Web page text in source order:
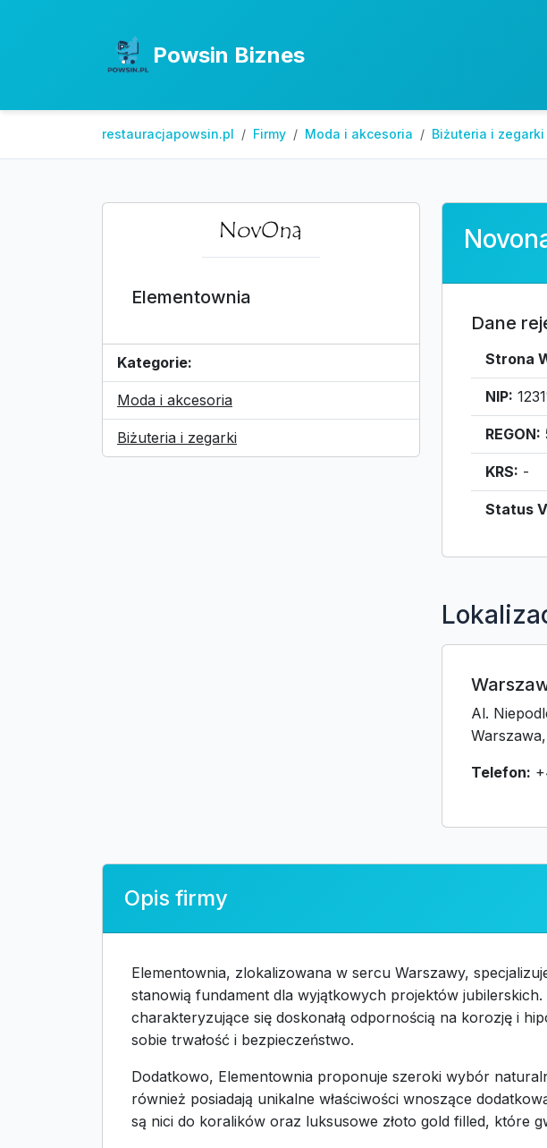
Powsin Biznes
restauracjapowsin.pl Firmy Moda i akcesoria Biżuteria i zegarki
Elementownia
Kategorie:
Moda i akcesoria
Biżuteria i zegarki
Dane
Strona
NIP:
REGON:
KRS: -
Status
Al.
Telefon:
Opis firmy
Elementownia, zlokalizowana w sercu Warszawy,
stanowią fundament dla wyjątkowych projektów
charakteryzujące się doskonałą odpornością na korozję i
sobie trwałość i bezpieczeństwo.
Dodatkowo, Elementownia proponuje szeroki wybór
również posiadają unikalne właściwości wnoszące
są nici do koralików oraz luksusowe złoto gold filled, które